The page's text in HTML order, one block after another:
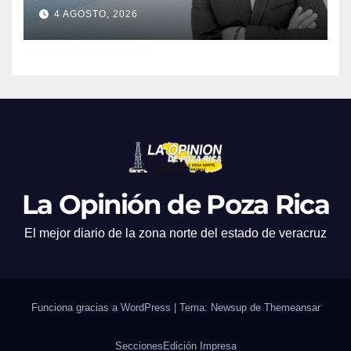
4 AGOSTO, 2026
La Opinión de Poza Rica
El mejor diario de la zona norte del estado de veracruz
Funciona gracias a WordPress Tema: Newsup de Themeansar
SeccionesEdición Impresa